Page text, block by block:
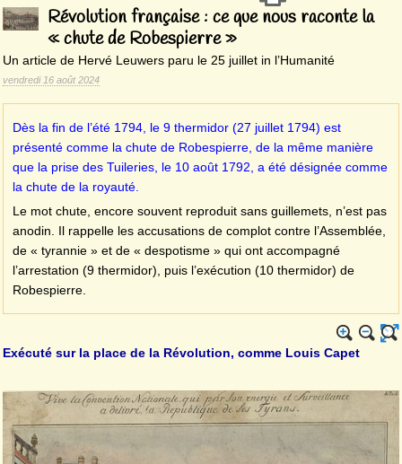
Révolution française : ce que nous raconte la
« chute de Robespierre »
Un article de Hervé Leuwers paru le 25 juillet in l’Humanité
vendredi 16 août 2024
Dès la fin de l’été 1794, le 9 thermidor (27 juillet 1794) est
présenté comme la chute de Robespierre, de la même manière
que la prise des Tuileries, le 10 août 1792, a été désignée comme
la chute de la royauté.
Le mot chute, encore souvent reproduit sans guillemets, n’est pas
anodin. Il rappelle les accusations de complot contre l’Assemblée,
de « tyrannie » et de « despotisme » qui ont accompagné
l’arrestation (9 thermidor), puis l’exécution (10 thermidor) de
Robespierre.
Exécuté sur la place de la Révolution, comme Louis Capet